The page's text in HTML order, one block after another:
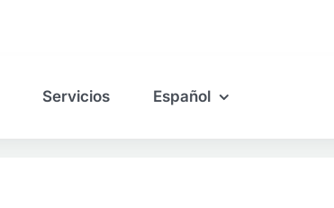
Servicios Español